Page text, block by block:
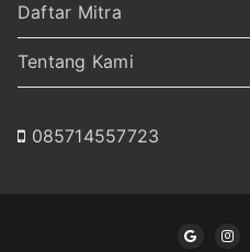
Daftar Mitra
Tentang Kami
085714557723